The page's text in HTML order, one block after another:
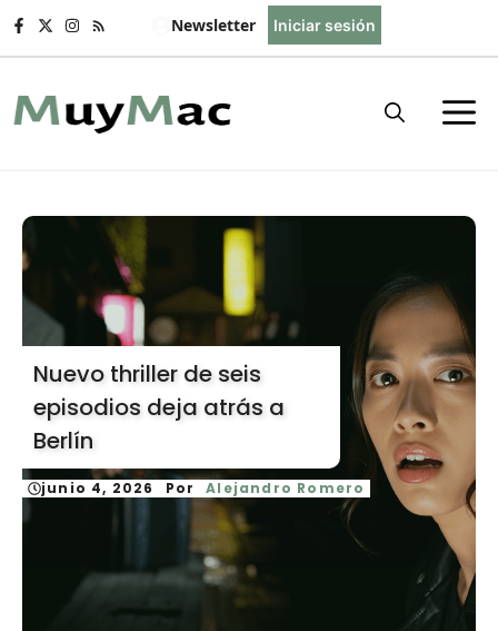
Saltar
Newsletter Iniciar sesión
Nuevo thriller de seis
episodios deja atrás a
Berlín
junio 4, 2026 Por Alejandro Romero